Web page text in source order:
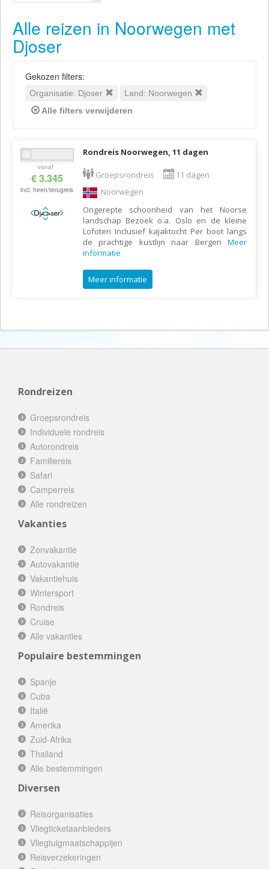
Alle reizen in Noorwegen met
Djoser
Gekozen filters:
Organisatie: Djoser
Land: Noorwegen
Alle filters verwijderen
vanaf
€ 3.345
incl. heen/terugreis
Rondreis Noorwegen, 11 dagen
Groepsrondreis
11 dagen
Noorwegen
Ongerepte schoonheid van het Noorse
landschap Bezoek o.a. Oslo en de kleine
Lofoten Inclusief kajaktocht Per boot langs
de prachtige kustlijn naar Bergen Meer
informatie
Meer informatie
Rondreizen
Groepsrondreis
Individuele rondreis
Autorondreis
Familiereis
Safari
Camperreis
Alle rondreizen
Vakanties
Zonvakantie
Autovakantie
Vakantiehuis
Wintersport
Rondreis
Cruise
Alle vakanties
Populaire bestemmingen
Spanje
Cuba
Italië
Amerika
Zuid-Afrika
Thailand
Alle bestemmingen
Diversen
Reisorganisaties
Vliegticketaanbieders
Vliegtuigmaatschappijen
Reisverzekeringen